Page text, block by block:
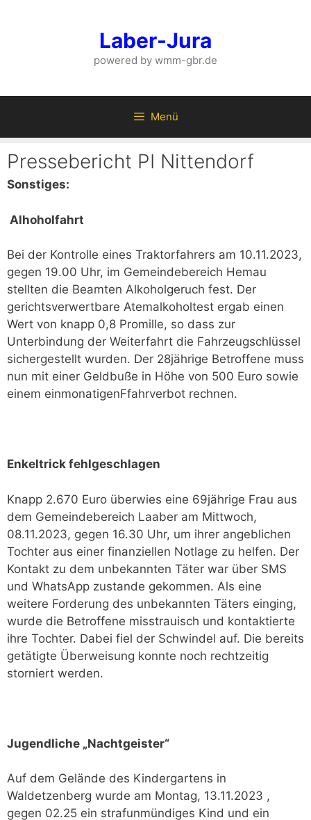
Laber-Jura
powered by wmm-gbr.de
Menü
Pressebericht PI Nittendorf
Sonstiges:
Alhoholfahrt
Bei der Kontrolle eines Traktorfahrers am 10.11.2023,
gegen 19.00 Uhr, im Gemeindebereich Hemau
stellten die Beamten Alkoholgeruch fest. Der
gerichtsverwertbare Atemalkoholtest ergab einen
Wert von knapp 0,8 Promille, so dass zur
Unterbindung der Weiterfahrt die Fahrzeugschlüssel
sichergestellt wurden. Der 28jährige Betroffene muss
nun mit einer Geldbuße in Höhe von 500 Euro sowie
einem einmonatigenFfahrverbot rechnen.
Enkeltrick fehlgeschlagen
Knapp 2.670 Euro überwies eine 69jährige Frau aus
dem Gemeindebereich Laaber am Mittwoch,
08.11.2023, gegen 16.30 Uhr, um ihrer angeblichen
Tochter aus einer finanziellen Notlage zu helfen. Der
Kontakt zu dem unbekannten Täter war über SMS
und WhatsApp zustande gekommen. Als eine
weitere Forderung des unbekannten Täters einging,
wurde die Betroffene misstrauisch und kontaktierte
ihre Tochter. Dabei fiel der Schwindel auf. Die bereits
getätigte Überweisung konnte noch rechtzeitig
storniert werden.
Jugendliche „Nachtgeister“
Auf dem Gelände des Kindergartens in
Waldetzenberg wurde am Montag, 13.11.2023 ,
gegen 02.25 ein strafunmündiges Kind und ein